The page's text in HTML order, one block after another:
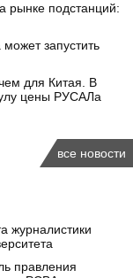
рынке подстанций:
запустить
для Китая. В
цены РУСАЛа
все новости
журналистики
правления